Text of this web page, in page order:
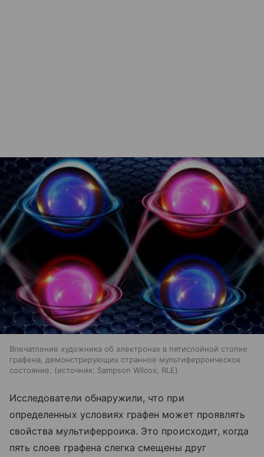
Впечатление художника об электронах в пятислойной стопке
графена, демонстрирующих странное мультиферроическое
состояние.
источник: Sampson Wilcox, RLE
Исследователи обнаружили, что при
определенных условиях графен может проявлять
свойства мультиферроика. Это происходит, когда
пять слоев графена слегка смещены друг